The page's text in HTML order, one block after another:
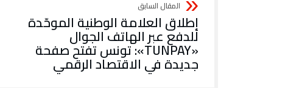
إطلاق العلامة الوطنية الموحّدة
للدفع عبر الهاتف الجوال
«TUNPAY»: تونس تفتح صفحة
جديدة في الاقتصاد الرقمي